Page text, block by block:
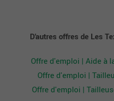
D'autres offres de Les
Offre d'emploi | Aide à
Offre d'emploi |
Offre d'emploi |